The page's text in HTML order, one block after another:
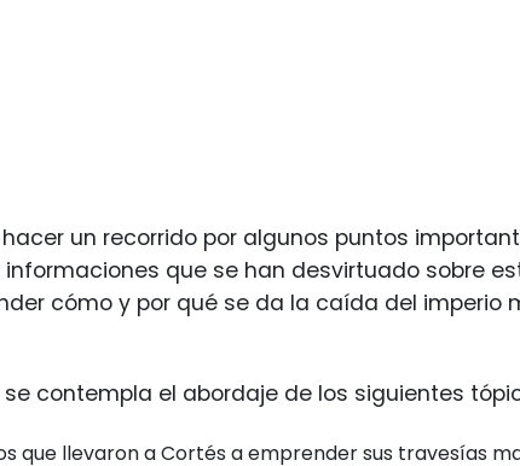
hacer un recorrido por algunos puntos
que se han desvirtuado sobre
cómo y por qué se da la caída del imperio
contempla el abordaje de los siguientes
que llevaron a Cortés a emprender sus travesías